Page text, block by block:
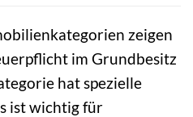
zeigen
im Grundbesitz
hat spezielle
ist wichtig für